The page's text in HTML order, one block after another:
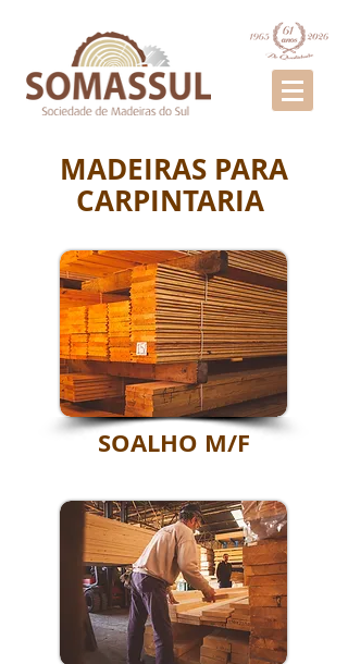
MADEIRAS PARA
CARPINTARIA
SOALHO M/F